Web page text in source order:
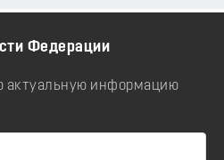
Федерации
актуальную информацию